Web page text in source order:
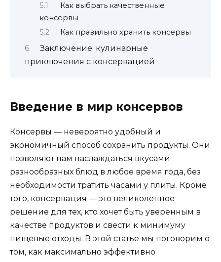
Как выбрать качественные
консервы
Как правильно хранить консервы
Заключение: кулинарные
приключения с консервацией
Введение в мир консервов
Консервы — невероятно удобный и
экономичный способ сохранить продукты. Они
позволяют нам наслаждаться вкусами
разнообразных блюд в любое время года, без
необходимости тратить часами у плиты. Кроме
того, консервация — это великолепное
решение для тех, кто хочет быть уверенным в
качестве продуктов и свести к минимуму
пищевые отходы. В этой статье мы поговорим о
том, как максимально эффективно